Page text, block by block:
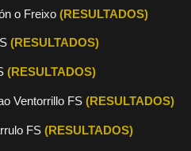
o Freixo (RESULTADOS)
(RESULTADOS)
(RESULTADOS)
Ventorrillo FS (RESULTADOS)
FS (RESULTADOS)